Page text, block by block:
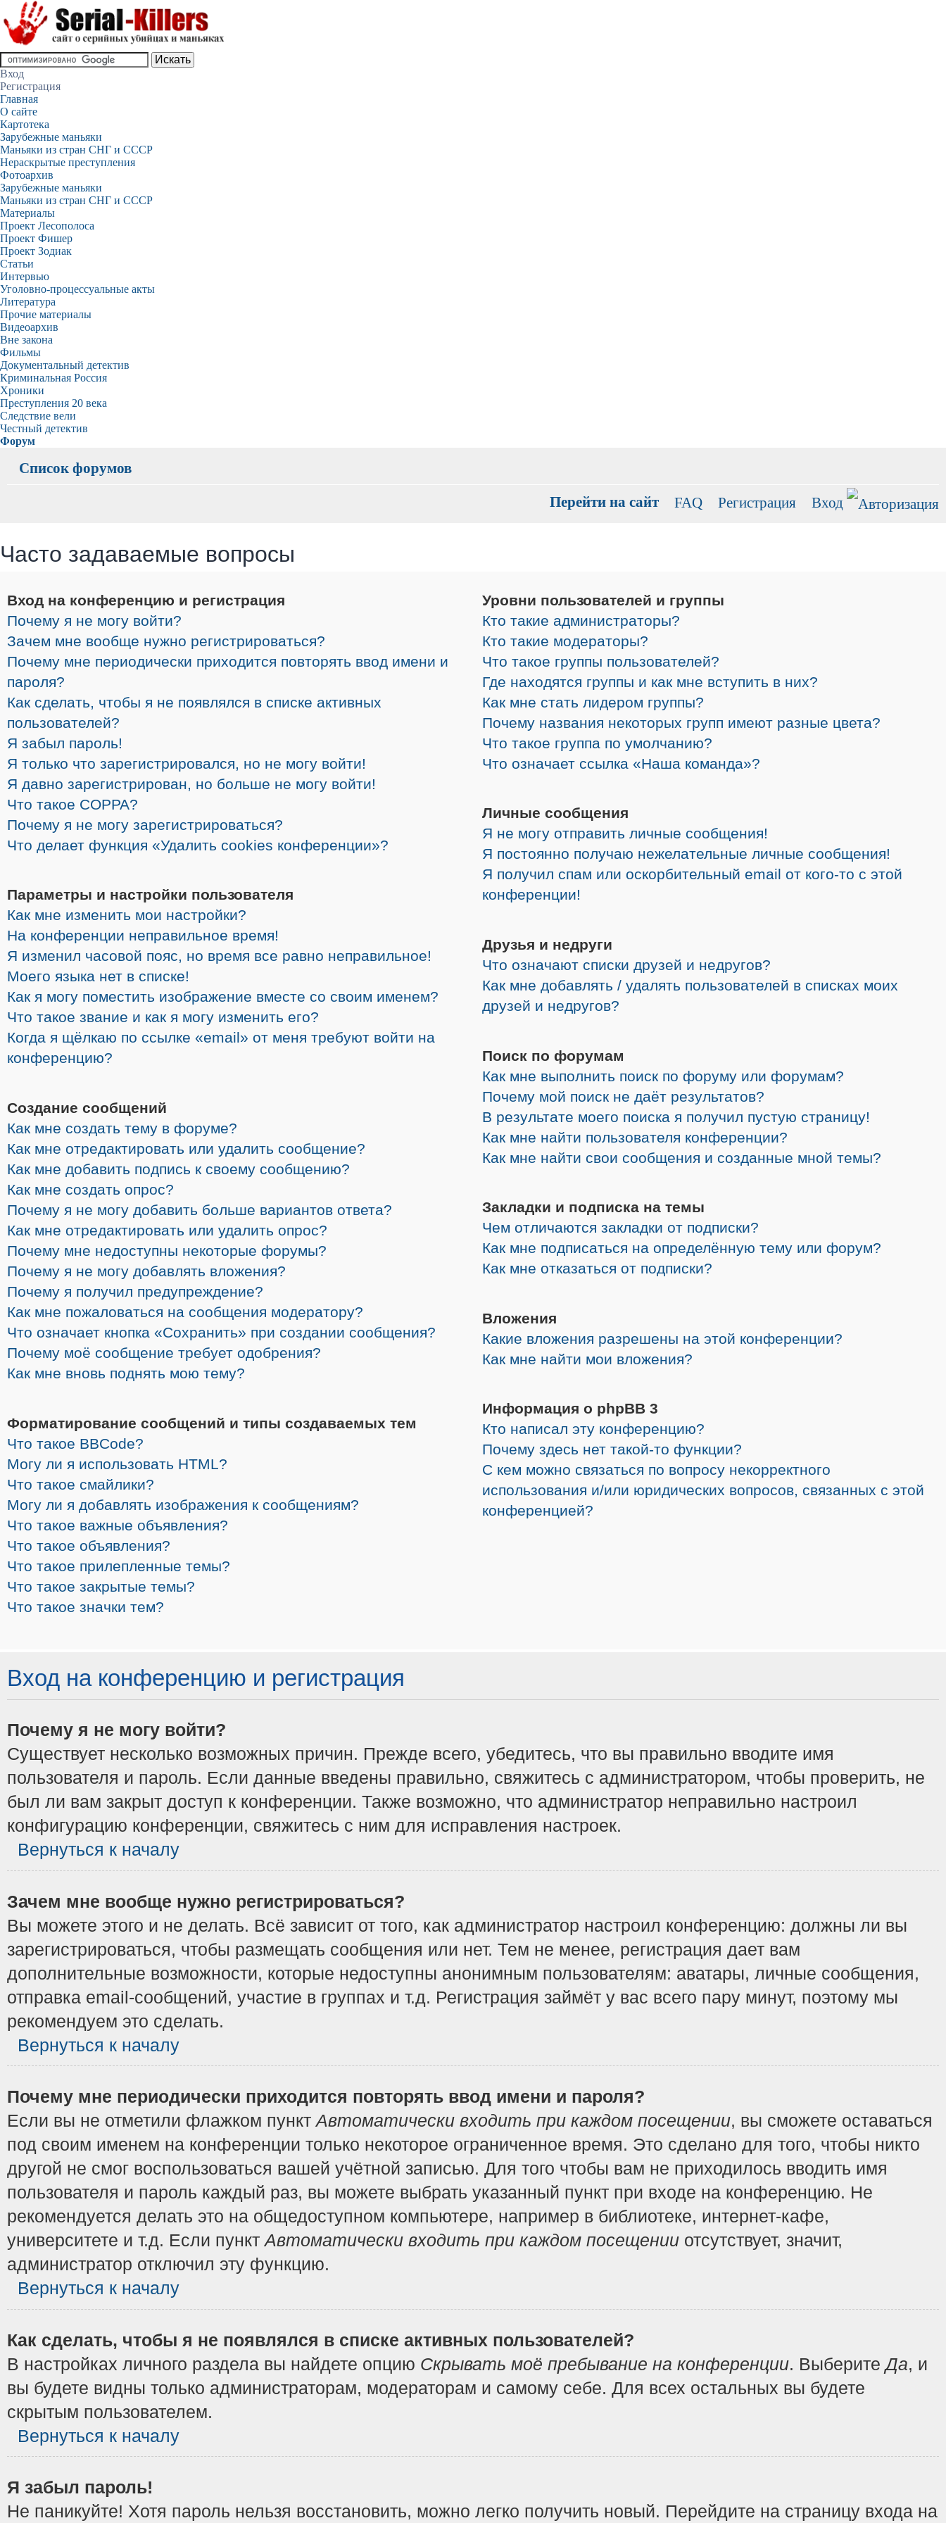
Вход
Регистрация
Главная
О сайте
Картотека
Зарубежные маньяки
Маньяки из стран СНГ и СССР
Нераскрытые преступления
Фотоархив
Зарубежные маньяки
Маньяки из стран СНГ и СССР
Материалы
Проект Лесополоса
Проект Фишер
Проект Зодиак
Статьи
Интервью
Уголовно-процессуальные акты
Литература
Прочие материалы
Видеоархив
Вне закона
Фильмы
Документальный детектив
Криминальная Россия
Хроники
Преступления 20 века
Следствие вели
Честный детектив
Форум
Список форумов
Перейти на сайт FAQ Регистрация Вход
Часто задаваемые вопросы
Вход на конференцию и регистрация
Почему я не могу войти?
Зачем мне вообще нужно регистрироваться?
Почему мне периодически приходится повторять ввод имени и
пароля?
Как сделать, чтобы я не появлялся в списке активных
пользователей?
Я забыл пароль!
Я только что зарегистрировался, но не могу войти!
Я давно зарегистрирован, но больше не могу войти!
Что такое COPPA?
Почему я не могу зарегистрироваться?
Что делает функция «Удалить cookies конференции»?
Параметры и настройки пользователя
Как мне изменить мои настройки?
На конференции неправильное время!
Я изменил часовой пояс, но время все равно неправильное!
Моего языка нет в списке!
Как я могу поместить изображение вместе со своим именем?
Что такое звание и как я могу изменить его?
Когда я щёлкаю по ссылке «email» от меня требуют войти на
конференцию?
Создание сообщений
Как мне создать тему в форуме?
Как мне отредактировать или удалить сообщение?
Как мне добавить подпись к своему сообщению?
Как мне создать опрос?
Почему я не могу добавить больше вариантов ответа?
Как мне отредактировать или удалить опрос?
Почему мне недоступны некоторые форумы?
Почему я не могу добавлять вложения?
Почему я получил предупреждение?
Как мне пожаловаться на сообщения модератору?
Что означает кнопка «Сохранить» при создании сообщения?
Почему моё сообщение требует одобрения?
Как мне вновь поднять мою тему?
Форматирование сообщений и типы создаваемых тем
Что такое BBCode?
Могу ли я использовать HTML?
Что такое смайлики?
Могу ли я добавлять изображения к сообщениям?
Что такое важные объявления?
Что такое объявления?
Что такое прилепленные темы?
Что такое закрытые темы?
Что такое значки тем?
Уровни пользователей и группы
Кто такие администраторы?
Кто такие модераторы?
Что такое группы пользователей?
Где находятся группы и как мне вступить в них?
Как мне стать лидером группы?
Почему названия некоторых групп имеют разные цвета?
Что такое группа по умолчанию?
Что означает ссылка «Наша команда»?
Личные сообщения
Я не могу отправить личные сообщения!
Я постоянно получаю нежелательные личные сообщения!
Я получил спам или оскорбительный email от кого-то с этой
конференции!
Друзья и недруги
Что означают списки друзей и недругов?
Как мне добавлять / удалять пользователей в списках моих
друзей и недругов?
Поиск по форумам
Как мне выполнить поиск по форуму или форумам?
Почему мой поиск не даёт результатов?
В результате моего поиска я получил пустую страницу!
Как мне найти пользователя конференции?
Как мне найти свои сообщения и созданные мной темы?
Закладки и подписка на темы
Чем отличаются закладки от подписки?
Как мне подписаться на определённую тему или форум?
Как мне отказаться от подписки?
Вложения
Какие вложения разрешены на этой конференции?
Как мне найти мои вложения?
Информация о phpBB 3
Кто написал эту конференцию?
Почему здесь нет такой-то функции?
С кем можно связаться по вопросу некорректного
использования и/или юридических вопросов, связанных с этой
конференцией?
Вход на конференцию и регистрация
Почему я не могу войти?
Существует несколько возможных причин. Прежде всего, убедитесь, что вы правильно вводите имя
пользователя и пароль. Если данные введены правильно, свяжитесь с администратором, чтобы проверить, не
был ли вам закрыт доступ к конференции. Также возможно, что администратор неправильно настроил
конфигурацию конференции, свяжитесь с ним для исправления настроек.
Вернуться к началу
Зачем мне вообще нужно регистрироваться?
Вы можете этого и не делать. Всё зависит от того, как администратор настроил конференцию: должны ли вы
зарегистрироваться, чтобы размещать сообщения или нет. Тем не менее, регистрация дает вам
дополнительные возможности, которые недоступны анонимным пользователям: аватары, личные сообщения,
отправка email-сообщений, участие в группах и т.д. Регистрация займёт у вас всего пару минут, поэтому мы
рекомендуем это сделать.
Вернуться к началу
Почему мне периодически приходится повторять ввод имени и пароля?
Если вы не отметили флажком пунктАвтоматически входить при каждом посещении, вы сможете оставаться
под своим именем на конференции только некоторое ограниченное время. Это сделано для того, чтобы никто
другой не смог воспользоваться вашей учётной записью. Для того чтобы вам не приходилось вводить имя
пользователя и пароль каждый раз, вы можете выбрать указанный пункт при входе на конференцию. Не
рекомендуется делать это на общедоступном компьютере, например в библиотеке, интернет-кафе,
университете и т.д. Если пунктАвтоматически входить при каждом посещении отсутствует, значит,
администратор отключил эту функцию.
Вернуться к началу
Как сделать, чтобы я не появлялся в списке активных пользователей?
В настройках личного раздела вы найдете опцию Скрывать моё пребывание на конференции. ВыберитеДа, и
вы будете видны только администраторам, модераторам и самому себе. Для всех остальных вы будете
скрытым пользователем.
Вернуться к началу
Я забыл пароль!
Не паникуйте! Хотя пароль нельзя восстановить, можно легко получить новый. Перейдите на страницу входа на